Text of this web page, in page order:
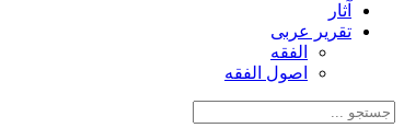
آثار
تقریر عربی
الفقه
اصول الفقه